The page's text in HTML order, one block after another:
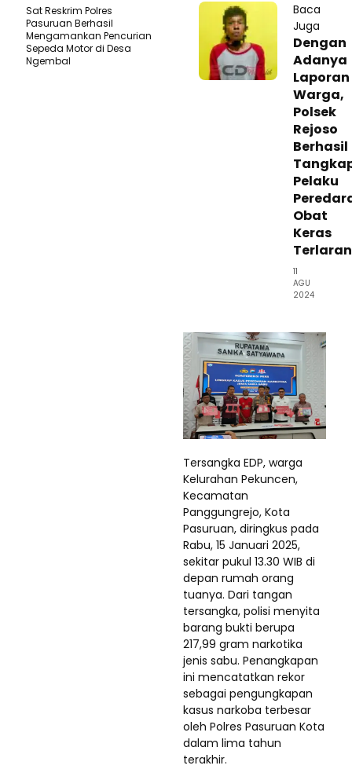
Baca
Juga
Dengan
Adanya
Laporan
Warga,
Polsek
Rejoso
Berhasil
Pelaku
Obat
Keras
11
AGU
2024
Tersangka EDP, warga
Kelurahan Pekuncen,
Kecamatan
Panggungrejo, Kota
Pasuruan, diringkus pada
Rabu, 15 Januari 2025,
sekitar pukul 13.30 WIB di
depan rumah orang
tuanya. Dari tangan
tersangka, polisi menyita
barang bukti berupa
217,99 gram narkotika
jenis sabu. Penangkapan
ini mencatatkan rekor
sebagai pengungkapan
kasus narkoba terbesar
oleh Polres Pasuruan Kota
dalam lima tahun
terakhir.
Sat Reskrim Polres
Pasuruan Berhasil
Mengamankan Pencurian
Sepeda Motor di Desa
Ngembal